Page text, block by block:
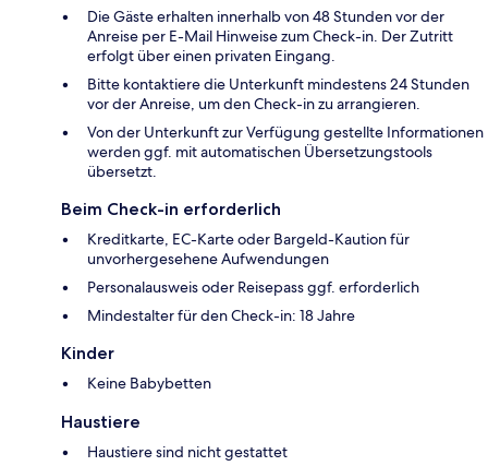
Die Gäste erhalten innerhalb von 48 Stunden vor der
Anreise per E-Mail Hinweise zum Check-in. Der Zutritt
erfolgt über einen privaten Eingang.
Bitte kontaktiere die Unterkunft mindestens 24 Stunden
vor der Anreise, um den Check-in zu arrangieren.
Von der Unterkunft zur Verfügung gestellte Informationen
werden ggf. mit automatischen Übersetzungstools
übersetzt.
Beim Check-in erforderlich
Kreditkarte, EC-Karte oder Bargeld-Kaution für
unvorhergesehene Aufwendungen
Personalausweis oder Reisepass ggf. erforderlich
Mindestalter für den Check-in: 18 Jahre
Kinder
Keine Babybetten
Haustiere
Haustiere sind nicht gestattet